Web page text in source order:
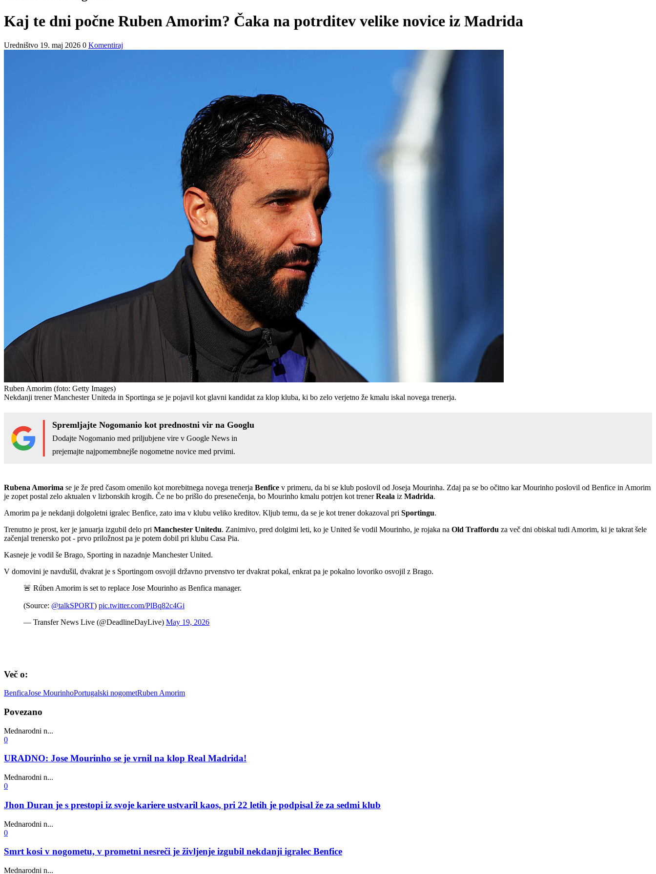
Kaj te dni počne Ruben Amorim? Čaka na potrditev velike novice iz Madrida
Uredništvo 19. maj 2026 0 Komentiraj
Ruben Amorim (foto: Getty Images)
Nekdanji trener Manchester Uniteda in Sportinga se je pojavil kot glavni kandidat za klop kluba, ki bo zelo verjetno že kmalu iskal novega trenerja.
Spremljajte Nogomanio kot prednostni vir na Googlu
Dodajte Nogomanio med priljubjene vire v Google News in
prejemajte najpomembnejše nogometne novice med prvimi.
Rubena Amorima se je že pred časom omenilo kot morebitnega novega trenerja Benfice v primeru, da bi se klub poslovil od Joseja Mourinha. Zdaj pa se bo očitno kar Mourinho poslovil od Benfice in Amorim
je zopet postal zelo aktualen v lizbonskih krogih. Če ne bo prišlo do presenečenja, bo Mourinho kmalu potrjen kot trenerReala iz Madrida.
Amorim pa je nekdanji dolgoletni igralec Benfice, zato ima v klubu veliko kreditov. Kljub temu, da se je kot trener dokazoval pri Sportingu.
Trenutno je prost, ker je januarja izgubil delo pri Manchester Unitedu. Zanimivo, pred dolgimi leti, ko je United še vodil Mourinho, je rojaka na Old Traffordu za več dni obiskal tudi Amorim, ki je takrat šele
začenjal trenersko pot - prvo priložnost pa je potem dobil pri klubu Casa Pia.
Kasneje je vodil še Brago, Sporting in nazadnje Manchester United.
V domovini je navdušil, dvakrat je s Sportingom osvojil državno prvenstvo ter dvakrat pokal, enkrat pa je pokalno lovoriko osvojil z Brago.
🚨 Rúben Amorim is set to replace Jose Mourinho as Benfica manager.
(Source: @talkSPORT) pic.twitter.com/PlBq82c4Gi
— Transfer News Live (@DeadlineDayLive) May 19, 2026
Več o:
BenficaJose MourinhoPortugalski nogometRuben Amorim
Povezano
Mednarodni n...
0
URADNO: Jose Mourinho se je vrnil na klop Real Madrida!
Mednarodni n...
0
Jhon Duran je s prestopi iz svoje kariere ustvaril kaos, pri 22 letih je podpisal že za sedmi klub
Mednarodni n...
0
Smrt kosi v nogometu, v prometni nesreči je življenje izgubil nekdanji igralec Benfice
Mednarodni n...